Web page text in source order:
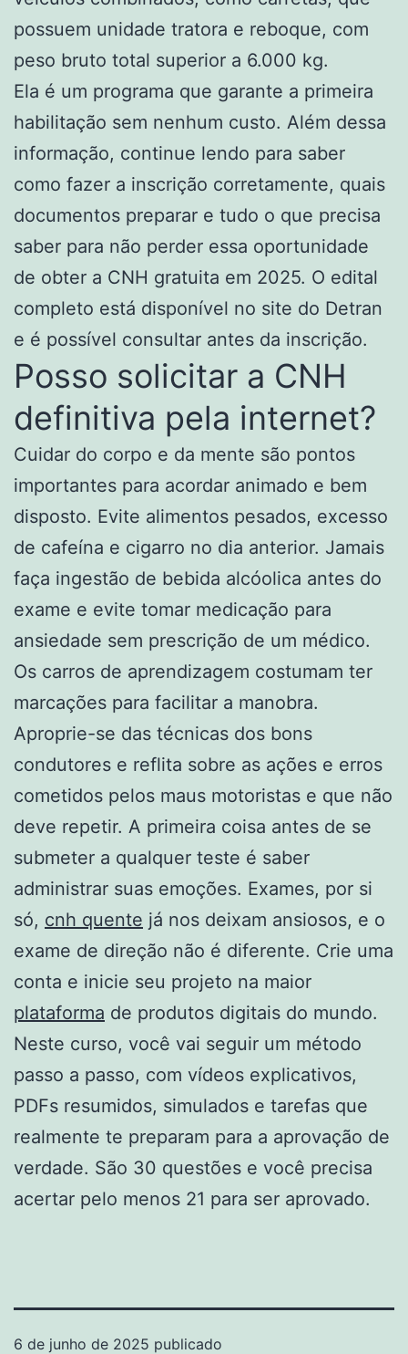
possuem unidade tratora e reboque, com
peso bruto total superior a 6.000 kg.
Ela é um programa que garante a primeira
habilitação sem nenhum custo. Além dessa
informação, continue lendo para saber
como fazer a inscrição corretamente, quais
documentos preparar e tudo o que precisa
saber para não perder essa oportunidade
de obter a CNH gratuita em 2025. O edital
completo está disponível no site do Detran
e é possível consultar antes da inscrição.
Posso solicitar a CNH
definitiva pela internet?
Cuidar do corpo e da mente são pontos
importantes para acordar animado e bem
disposto. Evite alimentos pesados, excesso
de cafeína e cigarro no dia anterior. Jamais
faça ingestão de bebida alcóolica antes do
exame e evite tomar medicação para
ansiedade sem prescrição de um médico.
Os carros de aprendizagem costumam ter
marcações para facilitar a manobra.
Aproprie-se das técnicas dos bons
condutores e reflita sobre as ações e erros
cometidos pelos maus motoristas e que não
deve repetir. A primeira coisa antes de se
submeter a qualquer teste é saber
administrar suas emoções. Exames, por si
só, cnh quente já nos deixam ansiosos, e o
exame de direção não é diferente. Crie uma
conta e inicie seu projeto na maior
plataforma de produtos digitais do mundo.
Neste curso, você vai seguir um método
passo a passo, com vídeos explicativos,
PDFs resumidos, simulados e tarefas que
realmente te preparam para a aprovação de
verdade. São 30 questões e você precisa
acertar pelo menos 21 para ser aprovado.
6 de junho de 2025 publicado